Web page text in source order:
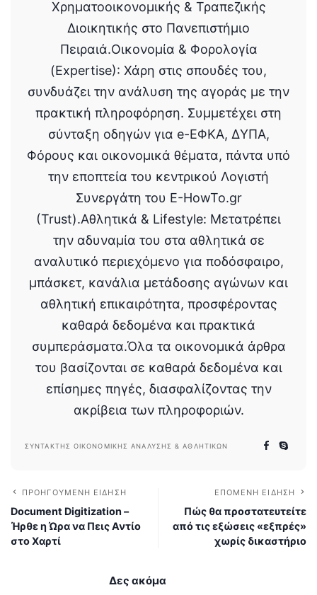
Χρηματοοικονομικής & Τραπεζικής
Διοικητικής στο Πανεπιστήμιο
Πειραιά.Οικονομία & Φορολογία
(Expertise): Χάρη στις σπουδές του,
συνδυάζει την ανάλυση της αγοράς με την
πρακτική πληροφόρηση. Συμμετέχει στη
σύνταξη οδηγών για e-ΕΦΚΑ, ΔΥΠΑ,
Φόρους και οικονομικά θέματα, πάντα υπό
την εποπτεία του κεντρικού Λογιστή
Συνεργάτη του E-HowTo.gr
(Trust).Αθλητικά & Lifestyle: Μετατρέπει
την αδυναμία του στα αθλητικά σε
αναλυτικό περιεχόμενο για ποδόσφαιρο,
μπάσκετ, κανάλια μετάδοσης αγώνων και
αθλητική επικαιρότητα, προσφέροντας
καθαρά δεδομένα και πρακτικά
συμπεράσματα.Όλα τα οικονομικά άρθρα
του βασίζονται σε καθαρά δεδομένα και
επίσημες πηγές, διασφαλίζοντας την
ακρίβεια των πληροφοριών.
ΣΥΝΤΆΚΤΗΣ ΟΙΚΟΝΟΜΙΚΉΣ ΑΝΆΛΥΣΗΣ & ΑΘΛΗΤΙΚΏΝ
ΠΡΟΗΓΟΎΜΕΝΗ ΕΊΔΗΣΗ
Document Digitization –
Ήρθε η Ώρα να Πεις Αντίο
στο Χαρτί
ΕΠΌΜΕΝΗ ΕΊΔΗΣΗ
Πώς θα προστατευτείτε
από τις εξώσεις «εξπρές»
χωρίς δικαστήριο
Δες ακόμα